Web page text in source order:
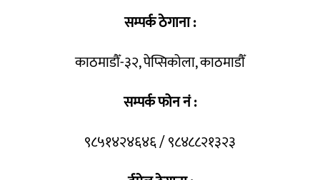
सम्पर्क ठेगाना :
काठमाडौँ-३२, पेप्सिकोला, काठमाडौँ
सम्पर्क फोन नं :
९८५१४२४६४६ / ९८४८८२१३२३